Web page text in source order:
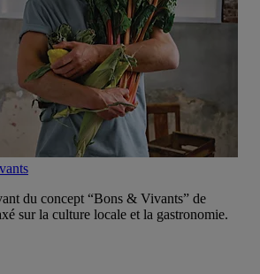
du concept “Bons & Vivants” de
sur la culture locale et la gastronomie.